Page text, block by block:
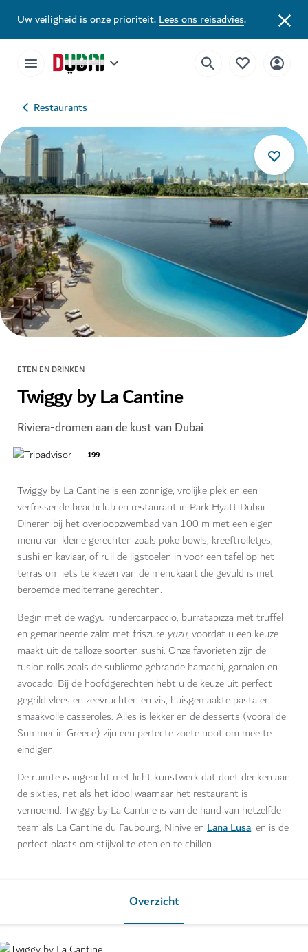
Uw veiligheid is onze prioriteit.Lees ons reisadvies.
Restaurants
ETEN EN DRINKEN
Twiggy by La Cantine
Riviera-dromen aan de kust van Dubai
199
Twiggy by La Cantine is een zonnige, vrolijke plek en een
verfrissende beachclub en restaurant in Park Hyatt Dubai.
Dineren bij het overloopzwembad van 100 m met een eigen
menu van kleine gerechten zoals poke bowls, kreeftrolletjes,
sushi en kaviaar, of ruil de ligstoelen in voor een tafel op het
terras om iets te kiezen van de menukaart die gevuld is met
beroemde mediterrane gerechten.
Begin met de wagyu rundercarpaccio, burratapizza met truffel
en gemarineerde zalm met friszureyuzu, voordat u een keuze
maakt uit de talloze soorten sushi. Onze favorieten zijn de
fusion rolls zoals de sublieme gebrande hamachi, garnalen en
avocado. Bij de hoofdgerechten hebt u de keuze uit perfect
gegrild vlees en zeevruchten en vis, huisgemaakte pasta en
smaakvolle casseroles. Alles is lekker en de desserts (vooral de
Summer in Greece) zijn een perfecte zoete noot om mee te
eindigen.
De ruimte is ingericht met licht kunstwerk dat doet denken aan
de sixties, net als het idool waarnaar het restaurant is
vernoemd. Twiggy by La Cantine is van de hand van hetzelfde
team als La Cantine du Faubourg, Ninive en Lana Lusa, en is de
perfect plaats om stijlvol te eten en te chillen.
Overzicht